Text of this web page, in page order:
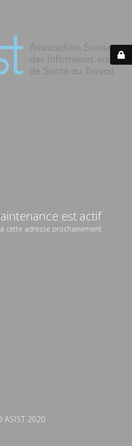
est actif
cette adresse prochainement
ASIST 2020